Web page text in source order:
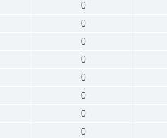
0
0
0
0
0
0
0
0